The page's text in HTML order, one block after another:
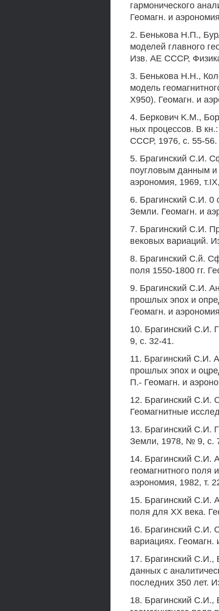
гармонического
Геомагн. и
2. Бенькова Н.П.,
моделей главного
Изв. АЕ СССР,
3. Бенькова H.H.,
модель
X950). Геомагн. и
4. Беркович K.M.,
ных процессов. В
СССР, 1976, с. 55-56.
5. Брагинский С.И.
поугловым данным и
аэрономия, 1969,
6. Брагинский С.И. 0
Земли. Геомагн. и
7. Брагинский С.И.
вековых вариаций.
8. Брагинский С.й.
поля 1550-1800 гг.
9. Брагинский С.И.
прошлых эпох и
Геомагн. и
10. Брагинский С.И.
9, с. 32-41.
11. Брагинский С.И.
прошлых эпох и
П.- Геомагн. и
12. Брагинский С.И.
Геомагнитные
13. Брагинский С.И.
Земли, 1978, № 9, с.
14. Брагинский С.И.
геомагнитного поля
аэрономия, 1982, т.
15. Брагинский С.И.
поля для XX века.
16. Брагинский С.И.
вариациях.
17. Брагинский С.И.,
данных с
последних 350 лет.
18. Брагинский С.И.,